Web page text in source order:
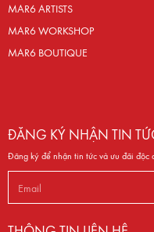
MAR6 ARTISTS
MAR6 WORKSHOP
MAR6 BOUTIQUE
ĐĂNG KÝ NHẬN TIN
Đăng ký để nhận tin tức và ưu đãi độc